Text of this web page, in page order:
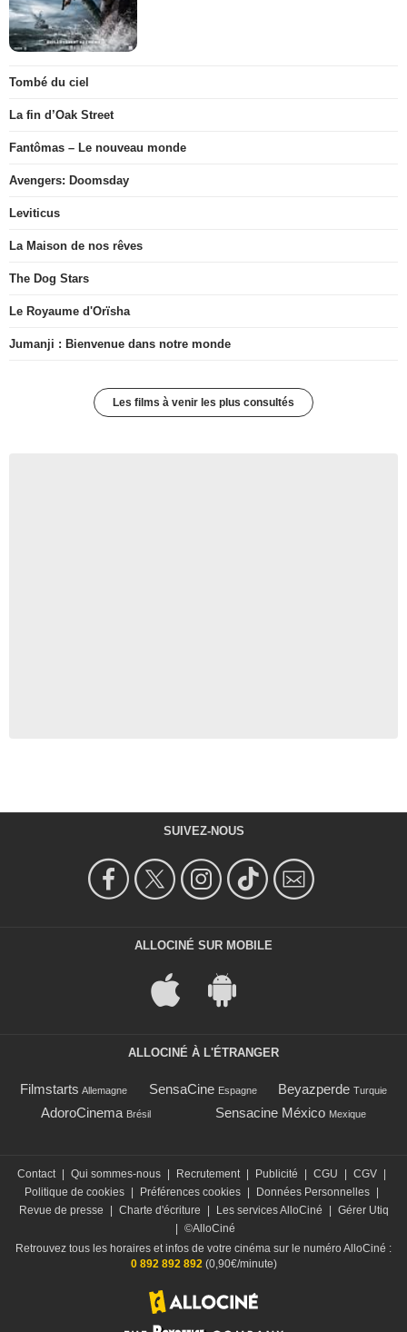
Tombé du ciel
La fin d’Oak Street
Fantômas – Le nouveau monde
Avengers: Doomsday
Leviticus
La Maison de nos rêves
The Dog Stars
Le Royaume d'Orïsha
Jumanji : Bienvenue dans notre monde
Les films à venir les plus consultés
SUIVEZ-NOUS
ALLOCINÉ SUR MOBILE
ALLOCINÉ À L'ÉTRANGER
Filmstarts Allemagne SensaCine Espagne Beyazperde Turquie
AdoroCinema Brésil Sensacine México Mexique
Contact | Qui sommes-nous | Recrutement | Publicité | CGU | CGV |
Politique de cookies | Préférences cookies | Données Personnelles |
Revue de presse
| Charte d'écriture | Les services AlloCiné | Gérer Utiq
| ©AlloCiné
Retrouvez tous les horaires et infos de votre cinéma sur le numéro AlloCiné :
0 892 892 892 (0,90€/minute)